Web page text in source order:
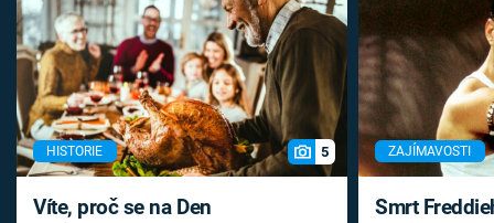
HISTORIE 5
Víte, proč se na Den
ZAJÍMAVOSTI
Smrt